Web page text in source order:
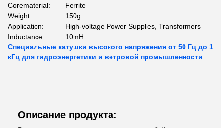
Corematerial:
Ferrite
Weight:
150g
Application:
High-voltage Power Supplies, Transformers
Inductance:
10mH
Специальные катушки высокого напряжения от 50 Гц до 1
кГц для гидроэнергетики и ветровой промышленности
Описание продукта: